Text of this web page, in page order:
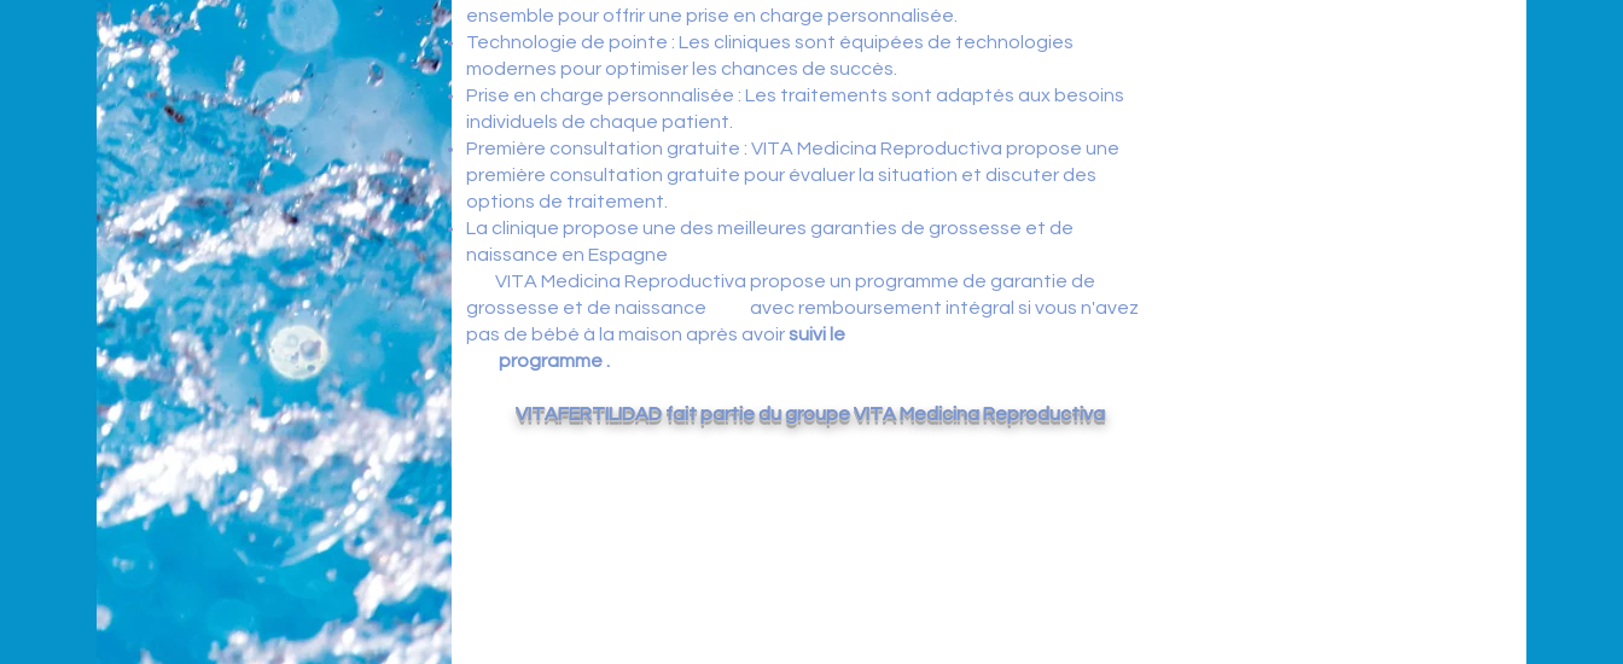
ensemble pour offrir une prise en charge personnalisée.
Technologie de pointe : Les cliniques sont équipées de technologies
modernes pour optimiser les chances de succès.
Prise en charge personnalisée : Les traitements sont adaptés aux besoins
individuels de chaque patient.
Première consultation gratuite : VITA Medicina Reproductiva propose une
première consultation gratuite pour évaluer la situation et discuter des
options de traitement.
La clinique propose une des meilleures garanties de grossesse et de
naissance en Espagne
VITA Medicina Reproductiva propose un programme de garantie de
grossesse et de naissance avec remboursement intégral si vous n'avez
pas de bébé à la maison après avoirsuivi le
programme .
VITAFERTILIDAD fait partie du groupe VITA Medicina Reproductiva